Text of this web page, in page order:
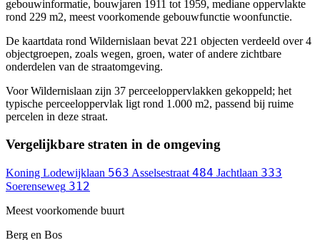
gebouwinformatie, bouwjaren 1911 tot 1959, mediane oppervlakte
rond 229 m2, meest voorkomende gebouwfunctie woonfunctie.
De kaartdata rond Wildernislaan bevat 221 objecten verdeeld over 4
objectgroepen, zoals wegen, groen, water of andere zichtbare
onderdelen van de straatomgeving.
Voor Wildernislaan zijn 37 perceeloppervlakken gekoppeld; het
typische perceeloppervlak ligt rond 1.000 m2, passend bij ruime
percelen in deze straat.
Vergelijkbare straten in de omgeving
Koning Lodewijklaan 563 Asselsestraat 484 Jachtlaan 333
Soerenseweg 312
Meest voorkomende buurt
Berg en Bos